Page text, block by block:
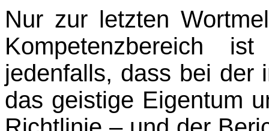
Nur zur letzten
Kompetenzbereich
jedenfalls, dass bei der
das geistige Eigen­tum